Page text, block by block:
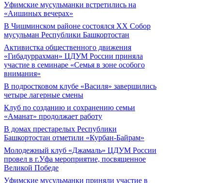
Уфимские мусульманки встретились на
«Аишиных вечерах»
В Чишминском районе состоялся XX Собор
мусульман Республики Башкортостан
Активистка общественного движения
«Гибадуррахман» ЦДУМ России приняла
участие в семинаре «Семья в зоне особого
внимания»
В подростковом клубе «Василя» завершились
четыре лагерные смены
Клуб по созданию и сохранению семьи
«Аманат» продолжает работу
В домах престарелых Республики
Башкортостан отметили «Курбан-Байрам»
Молодежный клуб «Джамаль» ЦДУМ России
провел в г.Уфа мероприятие, посвященное
Великой Победе
Уфимские мусульманки приняли участие в